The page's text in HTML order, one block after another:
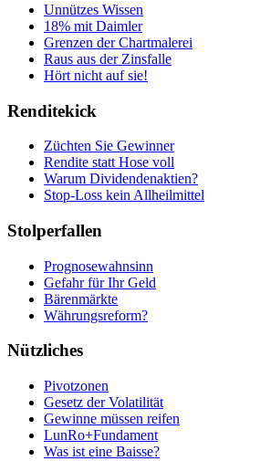
Unnützes Wissen
18% mit Daimler
Grenzen der Chartmalerei
Raus aus der Zinsfalle
Hört nicht auf sie!
Renditekick
Züchten Sie Gewinner
Rendite statt Hose voll
Warum Dividendenaktien?
Stop-Loss kein Allheilmittel
Stolperfallen
Prognosewahnsinn
Gefahr für Ihr Geld
Bärenmärkte
Währungsreform?
Nützliches
Pivotzonen
Gesetz der Volatilität
Gewinne müssen reifen
LunRo+Fundament
Was ist eine Baisse?